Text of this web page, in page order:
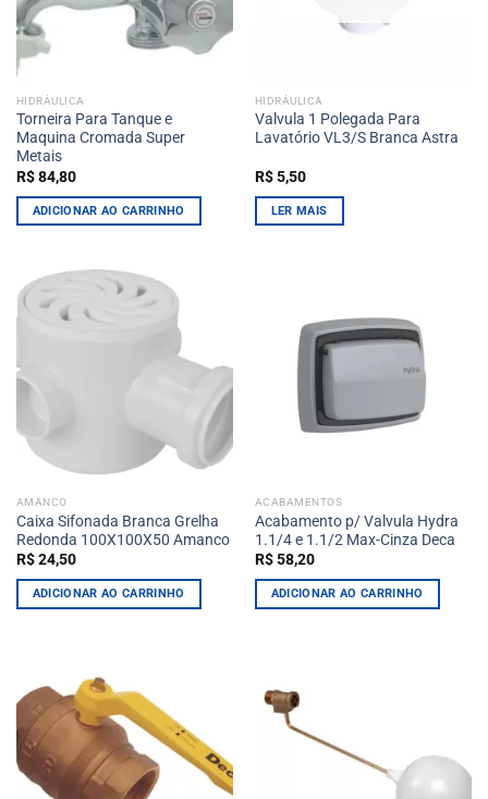
HIDRÁULICA
Torneira Para Tanque e
Maquina Cromada Super
Metais
R$84,80
ADICIONAR AO CARRINHO
HIDRÁULICA
Valvula 1 Polegada Para
Lavatório VL3/S Branca Astra
R$5,50
LER MAIS
AMANCO
Caixa Sifonada Branca Grelha
Redonda 100X100X50 Amanco
R$24,50
ADICIONAR AO CARRINHO
ACABAMENTOS
Acabamento p/ Valvula Hydra
1.1/4 e 1.1/2 Max-Cinza Deca
R$58,20
ADICIONAR AO CARRINHO